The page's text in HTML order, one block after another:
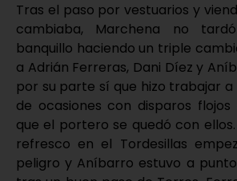
Tras el paso por vestuarios y
cambiaba, Marchena no
banquillo haciendo un triple
a Adrián Ferreras, Dani Díez y
por su parte sí que hizo trabajar
de ocasiones con disparos
que el portero se quedó con
refresco en el Tordesillas
peligro y Aníbarro estuvo a